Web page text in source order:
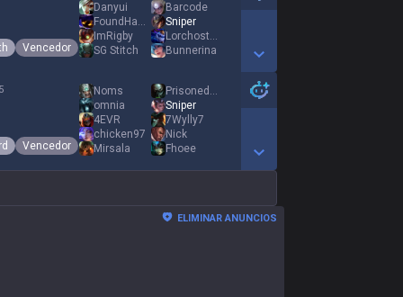
Vencedor
Danyui
FoundHacKK
ImRigby
SG Stitch
Barcode
Sniper
Lorchostein
Bunnerina
Show More Detail Games
Vencedor
Noms
omnia
4EVR
chicken97
Mirsala
PrisonedEarth
Sniper
7Wylly7
Nick
Fhoee
Show More Detail Games
ELIMINAR ANUNCIOS